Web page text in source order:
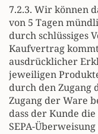
7.2.3. Wir können
von 5 Tagen
durch schlüssiges
Kaufvertrag
ausdrücklicher
jeweiligen
durch den Zugang
Zugang der Ware
dass der Kunde
SEPA-